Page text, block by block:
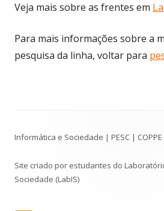
Veja mais sobre as frentes em
Para mais informações sobre a
pesquisa da linha, voltar para
do
Rodapé
Informática e Sociedade | PESC | COPPE
Site criado por estudantes do
Sociedade (LabIS)